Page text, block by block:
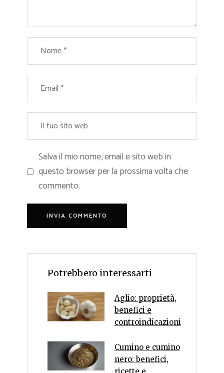
Salva il mio nome, email e sito web in
questo browser per la prossima volta che
commento.
Potrebbero interessarti
Aglio: proprietà,
benefici e
controindicazioni
Cumino e cumino
nero: benefici,